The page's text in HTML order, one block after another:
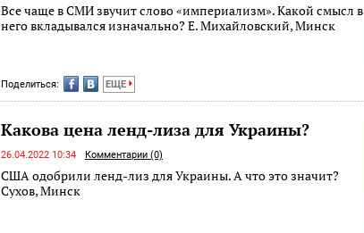
Все чаще в СМИ звучит слово «империализм». Какой смысл в
него вкладывался изначально? Е. Михайловский, Минск
Поделиться: ЕЩЕ
Какова цена ленд-лиза для Украины?
26.04.2022 10:34 Комментарии (0)
США одобрили ленд-лиз для Украины. А что это значит?
Сухов, Минск